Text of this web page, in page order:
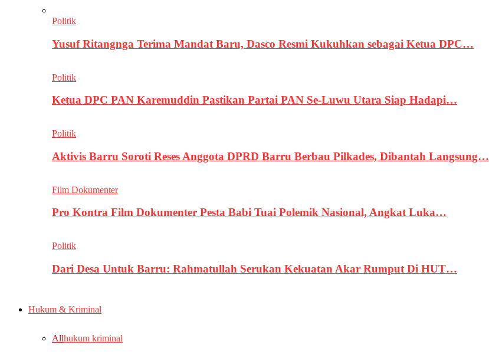
Politik
Yusuf Ritangnga Terima Mandat Baru, Dasco Resmi Kukuhkan sebagai Ketua DPC…
Politik
Ketua DPC PAN Karemuddin Pastikan Partai PAN Se-Luwu Utara Siap Hadapi…
Politik
Aktivis Barru Soroti Reses Anggota DPRD Barru Berbau Pilkades, Dibantah Langsung…
Film Dokumenter
Pro Kontra Film Dokumenter Pesta Babi Tuai Polemik Nasional, Angkat Luka…
Politik
Dari Desa Untuk Barru: Rahmatullah Serukan Kekuatan Akar Rumput Di HUT…
Hukum & Kriminal
Allhukum kriminal